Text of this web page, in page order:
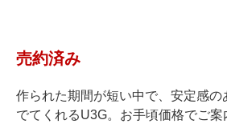
ベヒシュタイングランドピアノ
ベヒシュタインアップライトピアノ
売約済み
作られた期間が短い中で、安定感の
でてくれるU3G。お手頃価格でご案